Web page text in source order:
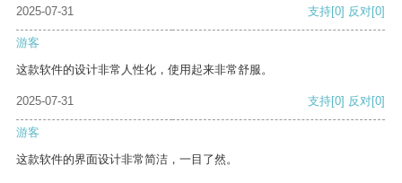
2025-07-31
支持[0] 反对[0]
游客
这款软件的设计非常人性化，使用起来非常舒服。
2025-07-31 支持[0] 反对[0]
游客
这款软件的界面设计非常简洁，一目了然。